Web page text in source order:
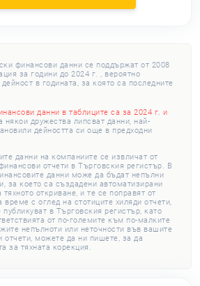
финансови данни се поддържат от 2008
за години до 2024 г. , вероятно
в годината, за която са последните
данни в таблиците са за 2024 г. и
някои дружества липсват данни, най-
дейността си още в предходни
данни на компаниите се извличат от
отчети в Търговския регистър. В
данни може да бъдат непълни
за което са създадени автоматизирани
откриване, и те се поправят от
време с оглед на стотиците хиляди отчети,
публикуват в Търговския регистър, като
от по-големите към по-малките
непълноти или неточности във вашите
отчети, можете да ни пишете, за да
за тяхната корекция.